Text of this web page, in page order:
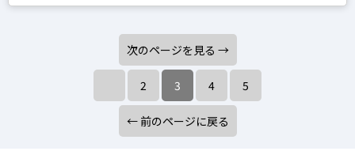
← 前のページに戻る
2 3 4 5
次のページを見る →